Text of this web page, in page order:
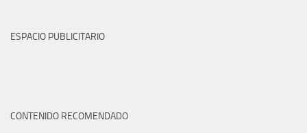
ESPACIO PUBLICITARIO
CONTENIDO RECOMENDADO